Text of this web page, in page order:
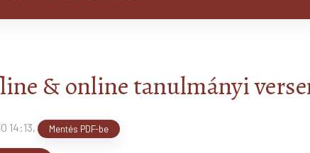
& online tanulmányi
14:13, Mentés PDF-be